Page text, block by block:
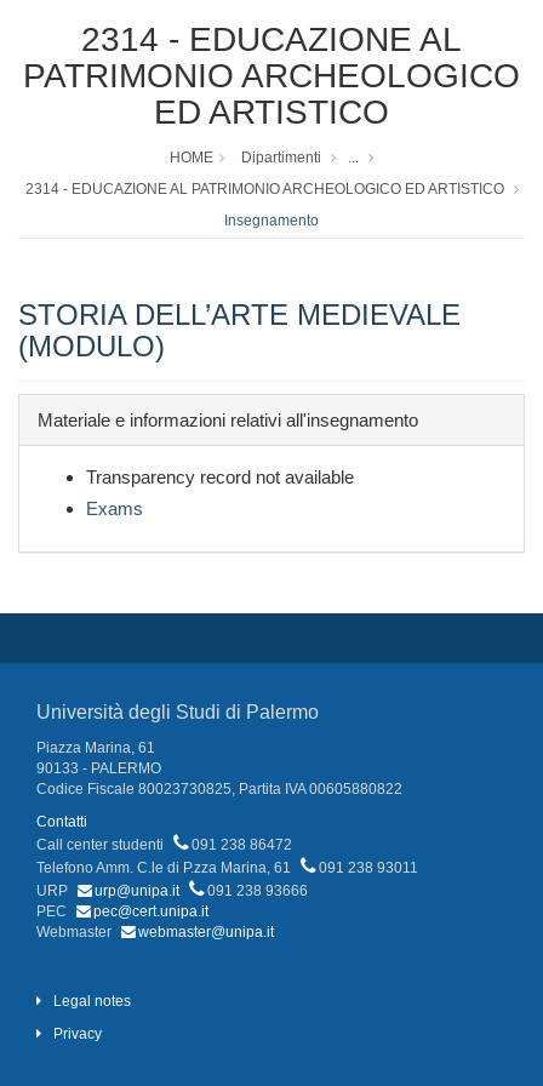
2314 - EDUCAZIONE AL
PATRIMONIO ARCHEOLOGICO
ED ARTISTICO
HOME Dipartimenti
...
2314 - EDUCAZIONE AL PATRIMONIO ARCHEOLOGICO ED ARTISTICO
Insegnamento
STORIA DELL’ARTE MEDIEVALE
(MODULO)
Materiale e informazioni relativi all'insegnamento
Transparency record not available
Exams
Università degli Studi di Palermo
Piazza Marina, 61
90133 - PALERMO
Codice Fiscale 80023730825, Partita IVA 00605880822
Contatti
Call center studenti
091 238 86472
Telefono Amm. C.le di P.zza Marina, 61
091 238 93011
URP
urp@unipa.it
091 238 93666
PEC
pec@cert.unipa.it
Webmaster
webmaster@unipa.it
Legal notes
Privacy